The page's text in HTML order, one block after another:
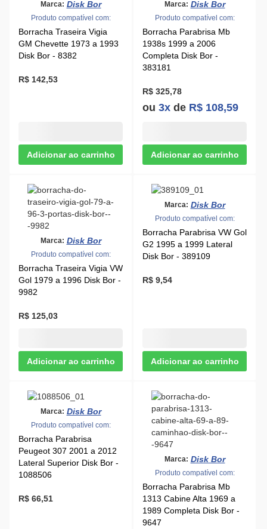
Marca: Disk Bor
Produto compatível com:
Borracha Traseira Vigia
GM Chevette 1973 a 1993
Disk Bor - 8382
R$ 142,53
Marca: Disk Bor
Produto compatível com:
Borracha Parabrisa Mb
1938s 1999 a 2006
Completa Disk Bor -
383181
R$ 325,78
ou 3x de R$ 108,59
Marca: Disk Bor
Produto compatível com:
Borracha Traseira Vigia VW
Gol 1979 a 1996 Disk Bor -
9982
R$ 125,03
Marca: Disk Bor
Produto compatível com:
Borracha Parabrisa VW Gol
G2 1995 a 1999 Lateral
Disk Bor - 389109
R$ 9,54
Marca: Disk Bor
Produto compatível com:
Borracha Parabrisa
Peugeot 307 2001 a 2012
Lateral Superior Disk Bor -
1088506
R$ 66,51
Marca: Disk Bor
Produto compatível com:
Borracha Parabrisa Mb
1313 Cabine Alta 1969 a
1989 Completa Disk Bor -
9647